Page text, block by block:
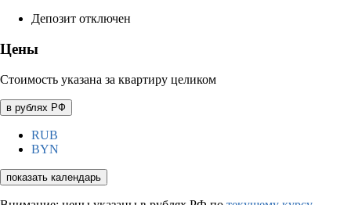
Депозит отключен
Цены
Стоимость указана за квартиру целиком
в рублях РФ
RUB
BYN
показать календарь